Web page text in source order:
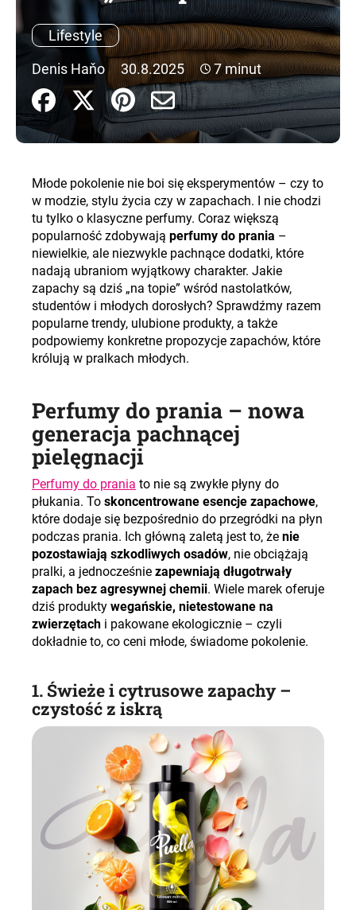
Lifestyle
Denis Haňo
30.8.2025 7 minut
Młode pokolenie nie boi się eksperymentów – czy to
w modzie, stylu życia czy w zapachach. I nie chodzi
tu tylko o klasyczne perfumy. Coraz większą
popularność zdobywają perfumy do prania –
niewielkie, ale niezwykle pachnące dodatki, które
nadają ubraniom wyjątkowy charakter. Jakie
zapachy są dziś „na topie” wśród nastolatków,
studentów i młodych dorosłych? Sprawdźmy razem
popularne trendy, ulubione produkty, a także
podpowiemy konkretne propozycje zapachów, które
królują w pralkach młodych.
Perfumy do prania – nowa
generacja pachnącej
pielęgnacji
Perfumy do prania to nie są zwykłe płyny do
płukania. To skoncentrowane esencje zapachowe,
które dodaje się bezpośrednio do przegródki na płyn
podczas prania. Ich główną zaletą jest to, że nie
pozostawiają szkodliwych osadów, nie obciążają
pralki, a jednocześnie zapewniają długotrwały
zapach bez agresywnej chemii. Wiele marek oferuje
dziś produkty wegańskie, nietestowane na
zwierzętach i pakowane ekologicznie – czyli
dokładnie to, co ceni młode, świadome pokolenie.
1. Świeże i cytrusowe zapachy –
czystość z iskrą
SZUKAJ
P
o